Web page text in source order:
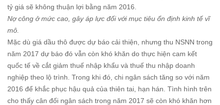
tỷ giá sẽ không thuận lợi bằng năm 2016.
Nợ công ở mức cao, gây áp lực đối với mục tiêu ổn định kinh tế vĩ
mô.
Mặc dù giá dầu thô được dự báo cải thiện, nhưng thu NSNN trong
năm 2017 dự báo đó vẫn còn khó khăn do thực hiện cam kết
quốc tế về cắt giảm thuế nhập khẩu và thuế thu nhập doanh
nghiệp theo lộ trình. Trong khi đó, chi ngân sách tăng so với năm
2016 để khắc phục hậu quả của thiên tai, hạn hán. Tình hình trên
cho thấy cân đối ngân sách trong năm 2017 sẽ còn khó khăn hơn